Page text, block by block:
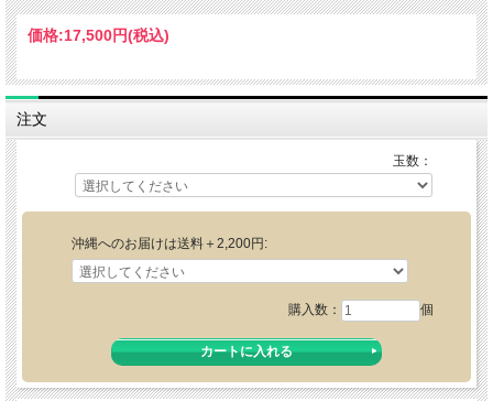
価格:17,500円(税込)
注文
玉数：
沖縄へのお届けは送料＋2,200円:
購入数： 個